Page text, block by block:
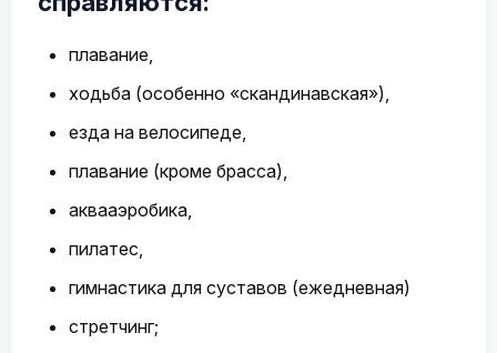
плавание,
ходьба (особенно «скандинавская»),
езда на велосипеде,
плавание (кроме брасса),
аквааэробика,
пилатес,
гимнастика для суставов (ежедневная)
стретчинг;